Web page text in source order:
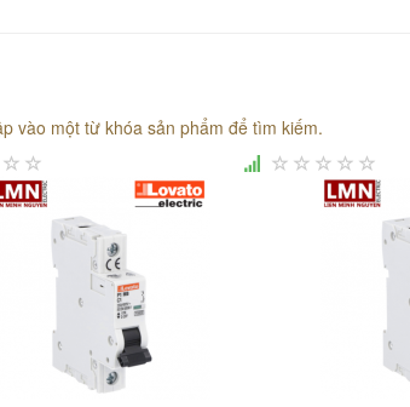
vào một từ khóa sản phẩm để tìm kiếm.